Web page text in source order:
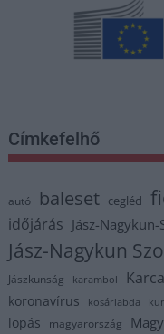
Címkefelhő
autó baleset cegléd
időjárás Jász-
Jász-Nagykun
Jászkunság karambol
koronavírus kosárlabda
lopás magyarország